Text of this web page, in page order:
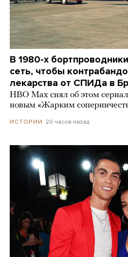
В 1980-х
сеть, чтобы
лекарства от СПИДа в
HBO Max снял об этом
новым «Жарким
ИСТОРИИ 20 часов назад